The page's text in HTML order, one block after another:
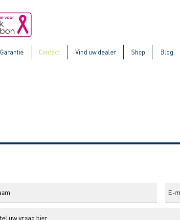
Garantie Contact Vind uw dealer Shop Blog